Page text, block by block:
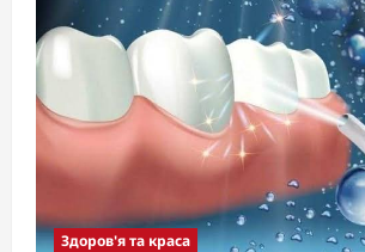
o
n
Здоров'я та краса